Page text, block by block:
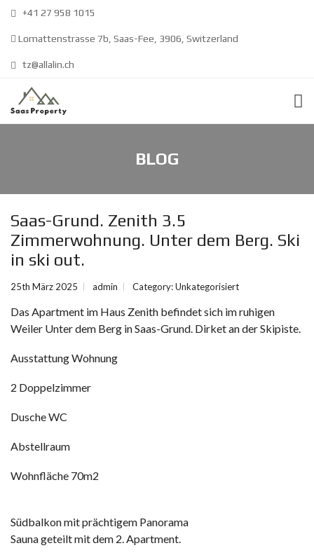
+41 27 958 1015
Lomattenstrasse 7b, Saas-Fee, 3906, Switzerland
tz@allalin.ch
BLOG
Saas-Grund. Zenith 3.5
Zimmerwohnung. Unter dem Berg. Ski
in ski out.
25th März 2025 admin Category:Unkategorisiert
Das Apartment im Haus Zenith befindet sich im ruhigen
Weiler Unter dem Berg in Saas-Grund. Dirket an der Skipiste.
Ausstattung Wohnung
2 Doppelzimmer
Dusche WC
Abstellraum
Wohnfläche 70m2
Südbalkon mit prächtigem Panorama
Sauna geteilt mit dem 2. Apartment.